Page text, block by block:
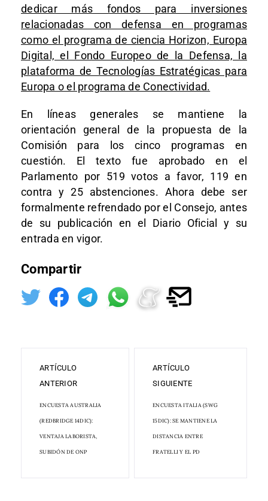
dedicar más fondos para inversiones
relacionadas con defensa en programas
como el programa de ciencia Horizon, Europa
Digital, el Fondo Europeo de la Defensa, la
plataforma de Tecnologías Estratégicas para
Europa o el programa de Conectividad.
En líneas generales se mantiene la
orientación general de la propuesta de la
Comisión para los cinco programas en
cuestión. El texto fue aprobado en el
Parlamento por 519 votos a favor, 119 en
contra y 25 abstenciones. Ahora debe ser
formalmente refrendado por el Consejo, antes
de su publicación en el Diario Oficial y su
entrada en vigor.
Compartir
ARTÍCULO
ANTERIOR
ENCUESTA AUSTRALIA
(REDBRIDGE 14DIC):
VENTAJA LABORISTA,
SUBIDÓN DE ONP
ARTÍCULO
SIGUIENTE
ENCUESTA ITALIA (SWG
15DIC): SE MANTIENE LA
DISTANCIA ENTRE
FRATELLI Y EL PD